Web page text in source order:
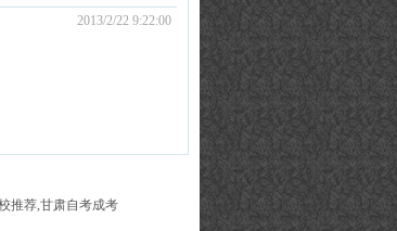
2013/2/22 9:22:00
推荐,甘肃自考成考